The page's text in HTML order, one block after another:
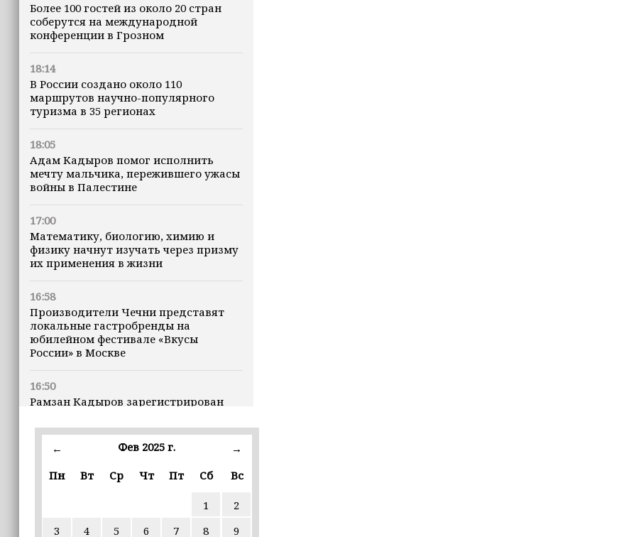
Более 100 гостей из около 20 стран
соберутся на международной
конференции в Грозном
18:14
В России создано около 110
маршрутов научно-популярного
туризма в 35 регионах
18:05
Адам Кадыров помог исполнить
мечту мальчика, пережившего ужасы
войны в Палестине
17:00
Математику, биологию, химию и
физику начнут изучать через призму
их применения в жизни
16:58
Производители Чечни представят
локальные гастробренды на
юбилейном фестивале «Вкусы
России» в Москве
16:50
Рамзан Кадыров зарегистрирован
16:47
землетрясения, рассказала
16:12
← Фев 2025 г.
→
Пн
Вт Ср Чт Пт Сб Вс
1
2
3
4 5 6 7 8 9